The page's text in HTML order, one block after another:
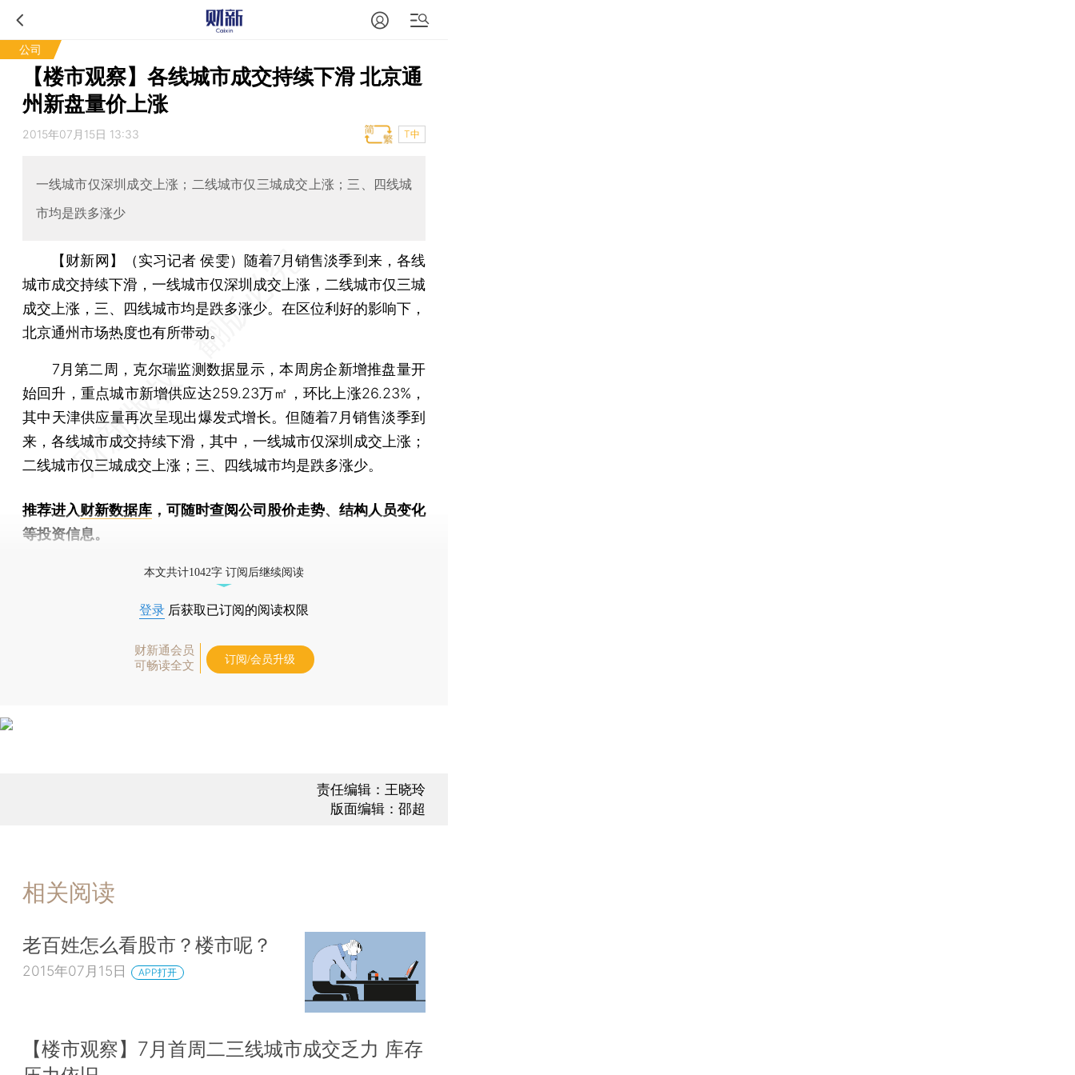
公司
【楼市观察】各线城市成交持续下滑 北京通
州新盘量价上涨
2015年07月15日 13:33 T中
一线城市仅深圳成交上涨；二线城市仅三城成交上涨；三、四线城
市均是跌多涨少
【财新网】（实习记者 侯雯） 随着7月销售淡季到来，各线
城市成交持续下滑，一线城市仅深圳成交上涨，二线城市仅三城
成交上涨，三、四线城市均是跌多涨少。在区位利好的影响下，
北京通州市场热度也有所带动。
7月第二周，克尔瑞监测数据显示，本周房企新增推盘量开
始回升，重点城市新增供应达259.23万㎡，环比上涨26.23%，
其中天津供应量再次呈现出爆发式增长。但随着7月销售淡季到
来，各线城市成交持续下滑，其中，一线城市仅深圳成交上涨；
二线城市仅三城成交上涨；三、四线城市均是跌多涨少。
推荐进入财新数据库 ，可随时查阅公司股价走势、结构人员变化
等投资信息。
本文共计1042字 订阅后继续阅读
登录 后获取已订阅的阅读权限
财新通会员
可畅读全文
订阅/会员升级
责任编辑：王晓玲
版面编辑：邵超
相关阅读
老百姓怎么看股市？楼市呢？
2015年07月15日 APP打开
【楼市观察】7月首周二三线城市成交乏力 库存